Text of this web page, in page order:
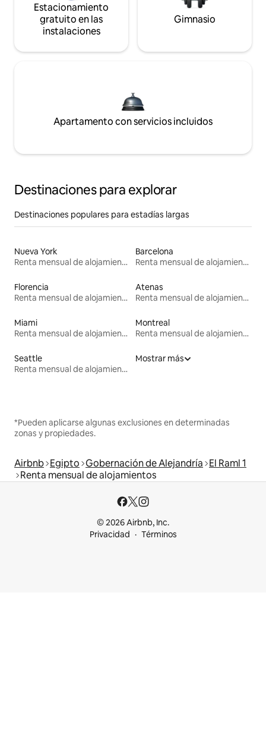
Estacionamiento
gratuito en las
instalaciones
Gimnasio
Apartamento con servicios incluidos
Destinaciones para explorar
Destinaciones populares para estadías largas
Nueva York
Renta mensual de alojamientos
Barcelona
Renta mensual de alojamientos
Florencia
Renta mensual de alojamientos
Atenas
Renta mensual de alojamientos
Miami
Renta mensual de alojamientos
Montreal
Renta mensual de alojamientos
Seattle
Renta mensual de alojamientos
Mostrar más
*Pueden aplicarse algunas exclusiones en determinadas
zonas y propiedades.
Airbnb Egipto Gobernación de Alejandría El Raml 1
Renta mensual de alojamientos
© 2026 Airbnb, Inc.
Privacidad
Términos